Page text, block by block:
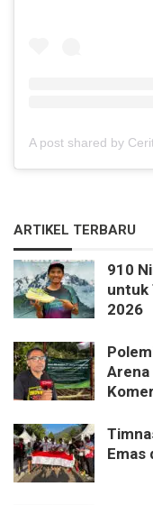
A post shared by
ARTIKEL TERBARU
910
untuk
2026
Arena
Emas